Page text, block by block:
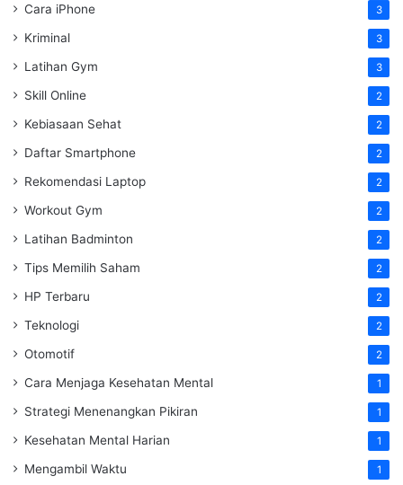
Cara iPhone 3
Kriminal 3
Latihan Gym 3
Skill Online 2
Kebiasaan Sehat 2
Daftar Smartphone 2
Rekomendasi Laptop 2
Workout Gym 2
Latihan Badminton 2
Tips Memilih Saham 2
HP Terbaru 2
Teknologi 2
Otomotif 2
Cara Menjaga Kesehatan Mental 1
Strategi Menenangkan Pikiran 1
Kesehatan Mental Harian 1
Mengambil Waktu 1